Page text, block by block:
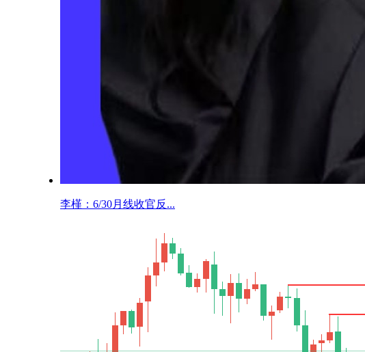
李槿：6/30月线收官反...